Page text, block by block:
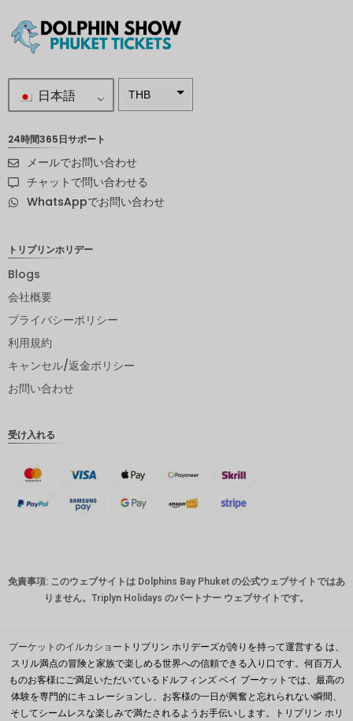
日本語 THB
スウェー
デンクロ
ーナ
ピー
ククロー
オースト
ラリアド
韓国ウォ
ン
人民元
台湾
24時間365日サポート
メールでお問い合わせ
チャットで問い合わせる
WhatsAppでお問い合わせ
トリプリンホリデー
Blogs
会社概要
プライバシーポリシー
利用規約
キャンセル/返金ポリシー
お問い合わせ
受け入れる
免責事項: このウェブサイトは Dolphins Bay Phuket の公式ウェブサイトではあ
りません。Triplyn Holidays のパートナー ウェブサイトです。
プーケットのイルカショー トリプリン ホリデーズが誇りを持って運営する は、
スリル満点の冒険と家族で楽しめる世界への信頼できる入り口です。何百万人
ものお客様にご満足いただいているドルフィンズ ベイ プーケットでは、最高の
体験を専門的にキュレーションし、お客様の一日が興奮と忘れられない瞬間、
そしてシームレスな楽しみで満たされるようお手伝いします。トリプリン ホリ